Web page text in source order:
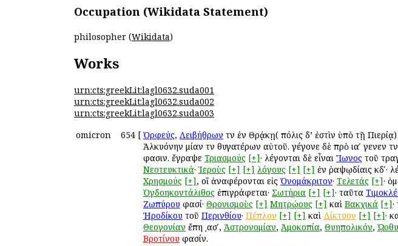
Occupation (Wikidata Statement)
philosopher (Wikidata)
Works
urn:cts:greekLit:lagl0632.suda001
urn:cts:greekLit:lagl0632.suda002
urn:cts:greekLit:lagl0632.suda003
omicron
654 [ Ὀρφεύς, Λειβήθρων τῶν ἐν Θρᾴκῃ( πόλις δ’ ἐστὶν ὑπὸ τῇ
Ἀλκυόνην μίαν τῶν θυγατέρων αὐτοῦ. γέγονε δὲ πρὸ ιαʹ γενεῶν
φασιν. ἔγραψε Τριασμούς [+]· λέγονται δὲ εἶναι Ἴωνος τοῦ
Νεοτευκτικά· Ἱεροὺς [+] [+] λόγους [+] [+] ἐν ῥαψῳδίαις κδʹ·
Χρησμούς [+], οἳ ἀναφέρονται εἰς Ὀνομάκριτον· Τελετάς [+]·
Ὀγδοηκοντάλιθος ἐπιγράφεται· Σωτήρια [+] [+]· ταῦτα
Ζωπύρου φασί· Θρονισμοὺς [+] Μητρῴους [+] καὶ Βακχικά [+]
Ἡροδίκου τοῦ Περινθίου· Πέπλον [+] [+] καὶ Δίκτυον [+] [+]·
Θεογονίαν ἔπη ͵ασʹ, Ἀστρονομίαν, Ἀμοκοπία, Θυηπολικόν,
Βροτίνου φασίν.